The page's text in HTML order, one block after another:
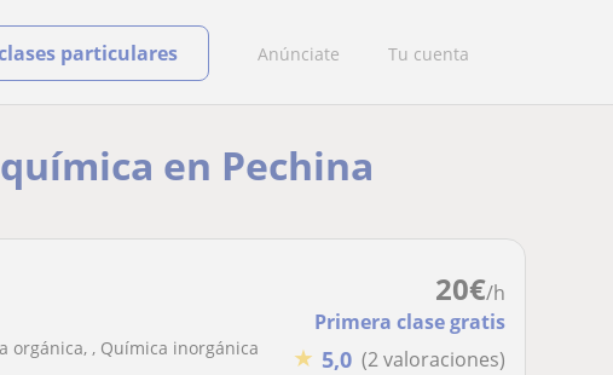
Anúnciate Tu cuenta
particulares
en Pechina
20€/h
Primera clase gratis
★ 5,0 (2 valoraciones)
orgánica, , Química inorgánica